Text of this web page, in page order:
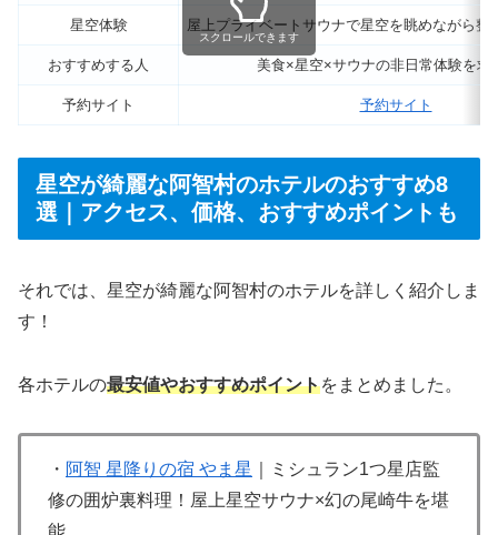
星空体験 屋上プライベートサウナで星空を眺めながら整
おすすめする人 美食×星空×サウナの非日常体験を求
予約サイト 予約サイト
スクロールできます
星空が綺麗な阿智村のホテルのおすすめ8
選｜アクセス、価格、おすすめポイントも
それでは、星空が綺麗な阿智村のホテルを詳しく紹介しま
す！
各ホテルの最安値やおすすめポイントをまとめました。
・ 阿智 星降りの宿 やま星
｜ミシュラン1つ星店監
修の囲炉裏料理！屋上星空サウナ×幻の尾崎牛を堪
能